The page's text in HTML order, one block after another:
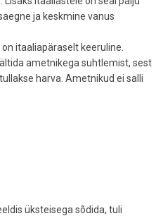
ja keskmine vanus
on itaaliapäraselt keeruline.
ametnikega suhtlemist, sest
harva. Ametnikud ei salli
üksteisega sõdida, tuli